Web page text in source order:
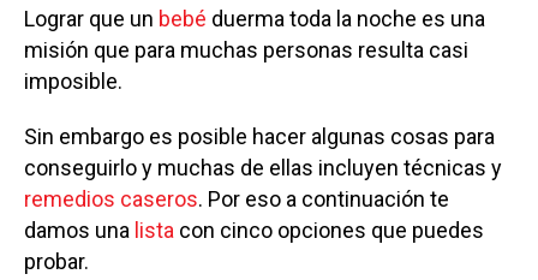
Lograr que un bebé duerma toda la noche es una
misión que para muchas personas resulta casi
imposible.
Sin embargo es posible hacer algunas cosas para
conseguirlo y muchas de ellas incluyen técnicas y
remedios caseros. Por eso a continuación te
damos una lista con cinco opciones que puedes
probar.